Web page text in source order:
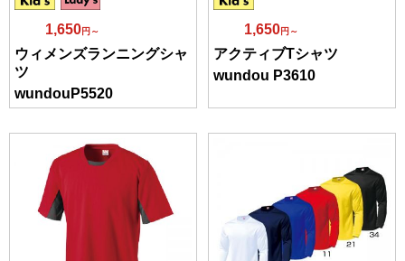
1,650円～
ウィメンズランニングシャ
ツ
wundouP5520
1,650円～
アクティブTシャツ
wundou P3610